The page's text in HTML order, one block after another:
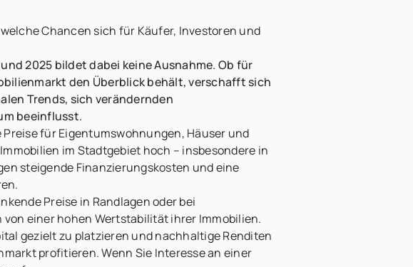
Chancen sich für Käufer, Investoren und
2025 bildet dabei keine Ausnahme. Ob für
den Überblick behält, verschafft sich
Trends, sich verändernden
beeinflusst.
für Eigentumswohnungen, Häuser und
im Stadtgebiet hoch – insbesondere in
steigende Finanzierungskosten und eine
Preise in Randlagen oder bei
einer hohen Wertstabilität ihrer Immobilien.
gezielt zu platzieren und nachhaltige Renditen
profitieren. Wenn Sie Interesse an einer